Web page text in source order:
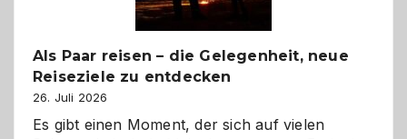
Als Paar reisen – die Gelegenheit, neue
Reiseziele zu entdecken
26. Juli 2026
Es gibt einen Moment, der sich auf vielen